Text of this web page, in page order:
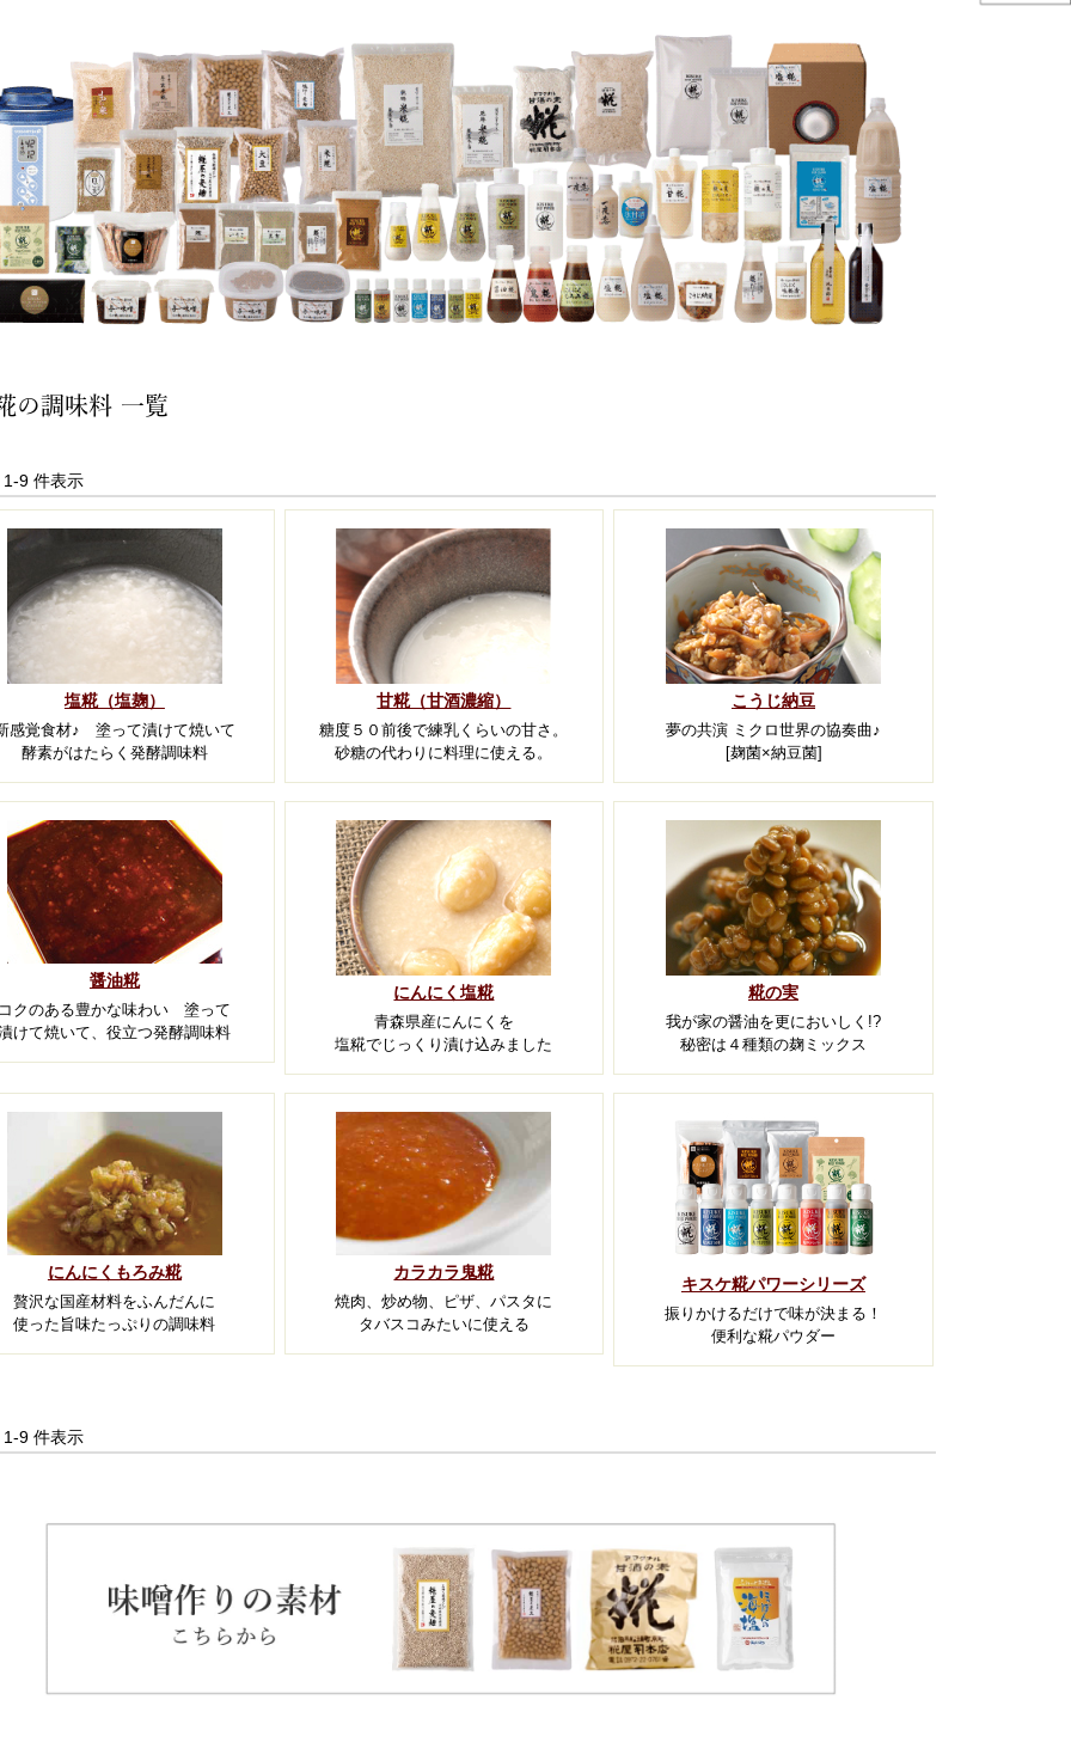
の調味料 一覧
1-9 件表示
塩糀（塩麹）
感覚食材♪ 塗って漬けて焼いて
酵素がはたらく発酵調味料
甘糀（甘酒濃縮）
糖度５０前後で練乳くらいの甘さ。
砂糖の代わりに料理に使える。
こうじ納豆
夢の共演 ミクロ世界の協奏曲♪
[麹菌×納豆菌]
醤油糀
クのある豊かな味わい 塗って
けて焼いて、役立つ発酵調味料
にんにく塩糀
青森県産にんにくを
塩糀でじっくり漬け込みました
糀の実
我が家の醤油を更においしく!?
秘密は４種類の麹ミックス
にんにくもろみ糀
贅沢な国産材料をふんだんに
使った旨味たっぷりの調味料
カラカラ鬼糀
焼肉、炒め物、ピザ、パスタに
タバスコみたいに使える
キスケ糀パワーシリーズ
振りかけるだけで味が決まる！
便利な糀パウダー
1-9 件表示